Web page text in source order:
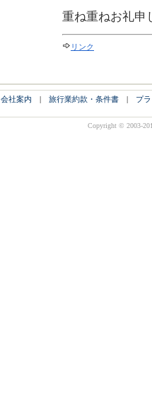
重ね重ねお礼申
リンク
会社案内 | 旅行業約款・条件書 | プ
Copyright © 2003-